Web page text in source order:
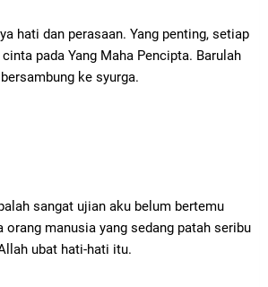
hati dan perasaan. Yang penting, setiap
pada Yang Maha Pencipta. Barulah
ke syurga.
sangat ujian aku belum bertemu
orang manusia yang sedang patah seribu
ubat hati-hati itu.